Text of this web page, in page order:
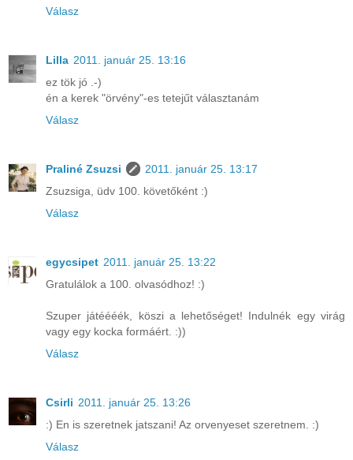
Válasz
Lilla 2011. január 25. 13:16
ez tök jó .-)
én a kerek "örvény"-es tetejűt választanám
Válasz
Praliné Zsuzsi
2011. január 25. 13:17
Zsuzsiga, üdv 100. követőként :)
Válasz
egycsipet 2011. január 25. 13:22
Gratulálok a 100. olvasódhoz! :)
Szuper játéééék, köszi a lehetőséget! Indulnék egy virág
vagy egy kocka formáért. :))
Válasz
Csirli 2011. január 25. 13:26
:) En is szeretnek jatszani! Az orvenyeset szeretnem. :)
Válasz